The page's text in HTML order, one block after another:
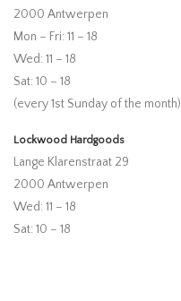
2000 Antwerpen
Mon – Fri: 11 – 18
Wed: 11 – 18
Sat: 10 – 18
(every 1st Sunday of the month)
Lockwood Hardgoods
Lange Klarenstraat 29
2000 Antwerpen
Wed: 11 – 18
Sat: 10 – 18